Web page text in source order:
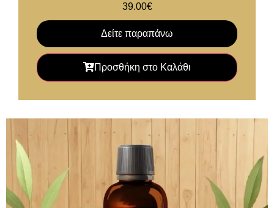
39.00€
Δείτε παραπάνω
Προσθήκη στο Καλάθι